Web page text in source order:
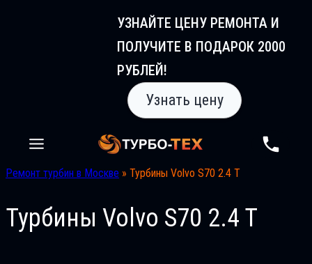
УЗНАЙТЕ ЦЕНУ РЕМОНТА И
ПОЛУЧИТЕ В ПОДАРОК 2000
РУБЛЕЙ!
Узнать цену
Ремонт турбин в Москве » Турбины Volvo S70 2.4 T
Турбины Volvo S70 2.4 T